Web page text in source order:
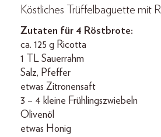
Köstliches Trüffelbaguette mit
Zutaten für 4 Röstbrote:
ca. 125 g Ricotta
1 TL Sauerrahm
Salz, Pfeffer
etwas Zitronensaft
3 – 4 kleine Frühlingszwiebeln
Olivenöl
etwas Honig